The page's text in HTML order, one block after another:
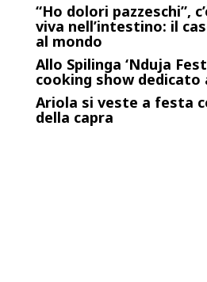
“Ho dolori pazzeschi”,
viva nell’intestino: il
al mondo
Allo Spilinga ‘Nduja
cooking show dedicato
Ariola si veste a festa
della capra